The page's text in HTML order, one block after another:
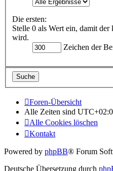
Die ersten:
Stelle 0 als Wert ein, damit
wird.
Zeichen der
Foren-Übersicht
Alle Zeiten sind
Alle Cookies löschen
Kontakt
Powered by phpBB® Forum
Deutsche Übersetzung durch